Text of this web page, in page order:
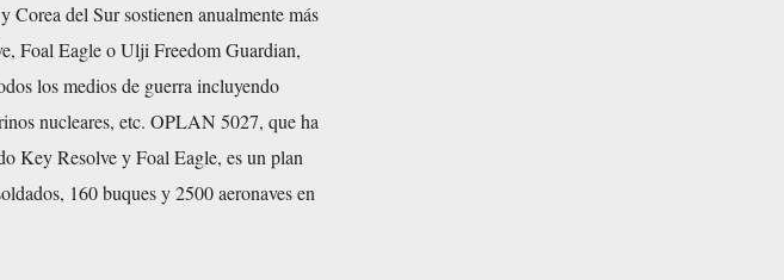
del Sur sostienen anualmente más
Foal Eagle o Ulji Freedom Guardian,
los medios de guerra incluyendo
nucleares, etc. OPLAN 5027, que ha
Key Resolve y Foal Eagle, es un plan
160 buques y 2500 aeronaves en